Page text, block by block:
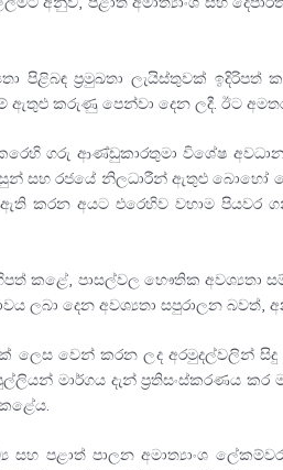
පිළිබඳ ප්‍රමුඛතා ලැයිස්තුවක්
ඇතුළු කරුණු පෙන්වා දෙන ලදී. ඊට
ගරු ආණ්ඩුකාරතුමා විශේෂ
සහ රජයේ නිලධාරීන් ඇතුළු
කරන අයට එරෙහිව වහාම පියවර
කළේ, පාසල්වල භෞතික අවශ්‍යතා
ලබා දෙන අවශ්‍යතා සපුරාලන බවත්,
ලෙස වෙන් කරන ලද අරමුදල්වලින්
මාර්ගය දැන් ප්‍රතිසංස්කරණය
පළාත් පාලන අමාත්‍යාංශ